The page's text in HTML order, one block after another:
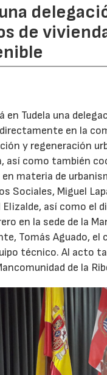
de
en Tudela una
en la
y regeneración
así como también
materia de
Sociales, Miguel
así como el
en la sede de la
Tomás Aguado,
técnico. Al acto
de la